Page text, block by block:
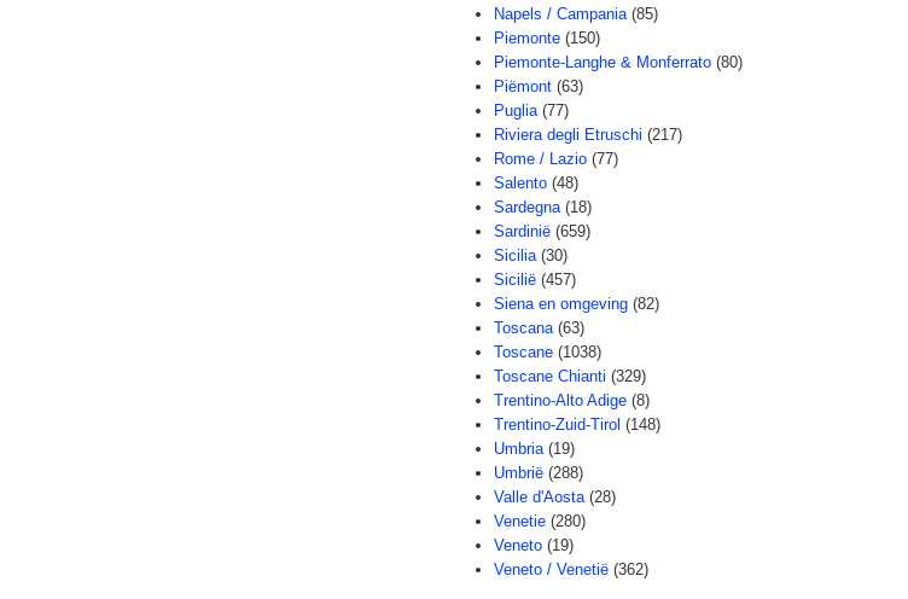
Napels / Campania (85)
Piemonte (150)
Piemonte-Langhe & Monferrato (80)
Piëmont (63)
Puglia (77)
Riviera degli Etruschi (217)
Rome / Lazio (77)
Salento (48)
Sardegna (18)
Sardinië (659)
Sicilia (30)
Sicilië (457)
Siena en omgeving (82)
Toscana (63)
Toscane (1038)
Toscane Chianti (329)
Trentino-Alto Adige (8)
Trentino-Zuid-Tirol (148)
Umbria (19)
Umbrië (288)
Valle d'Aosta (28)
Venetie (280)
Veneto (19)
Veneto / Venetië (362)